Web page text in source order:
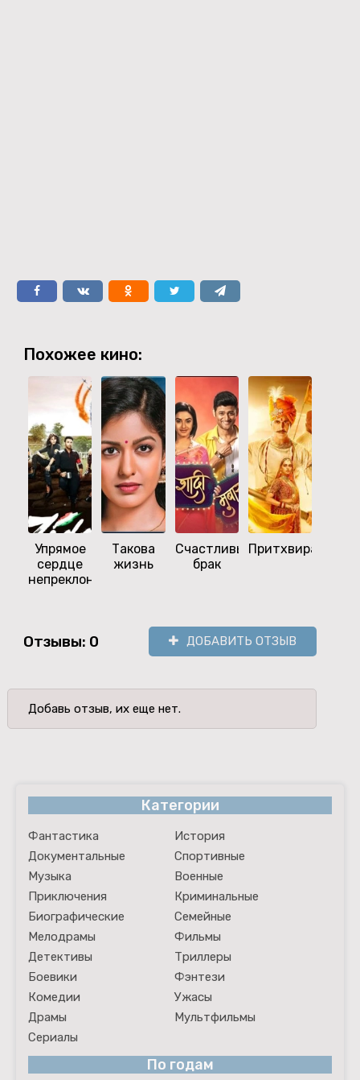
Похожее кино:
Упрямое
сердце
непреклонно
Такова
жизнь
Счастливый
брак
Притхвирадж
Отзывы: 0 ДОБАВИТЬ ОТЗЫВ
Добавь отзыв, их еще нет.
Категории
Фантастика
История
Документальные
Спортивные
Музыка
Военные
Приключения
Криминальные
Биографические
Семейные
Мелодрамы
Фильмы
Детективы
Триллеры
Боевики
Фэнтези
Комедии
Ужасы
Драмы
Мультфильмы
Сериалы
По годам